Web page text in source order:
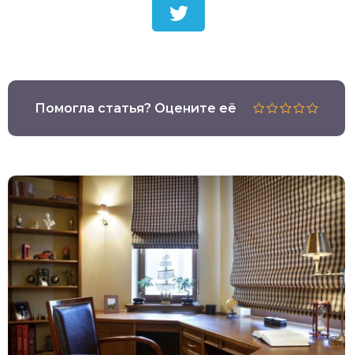
Помогла статья? Оцените её